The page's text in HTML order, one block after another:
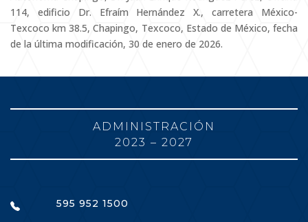
114, edificio Dr. Efraím Hernández X., carretera México-
Texcoco km 38.5, Chapingo, Texcoco, Estado de México, fecha
de la última modificación, 30 de enero de 2026.
ADMINISTRACIÓN
2023 – 2027
595 952 1500